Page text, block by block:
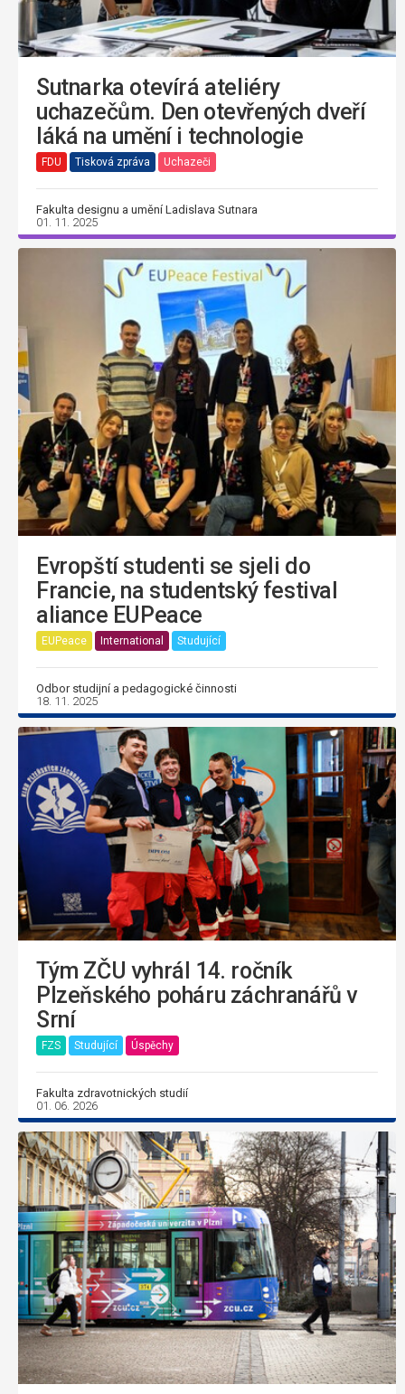
Sutnarka otevírá ateliéry
uchazečům. Den otevřených dveří
láká na umění i technologie
FDU Tisková zpráva Uchazeči
Fakulta designu a umění Ladislava Sutnara
01. 11. 2025
Evropští studenti se sjeli do
Francie, na studentský festival
aliance EUPeace
EUPeace International Studující
Odbor studijní a pedagogické činnosti
18. 11. 2025
Tým ZČU vyhrál 14. ročník
Plzeňského poháru záchranářů v
Srní
FZS Studující Úspěchy
Fakulta zdravotnických studií
01. 06. 2026